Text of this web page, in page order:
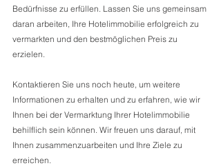
Bedürfnisse zu erfüllen. Lassen Sie uns gemeinsam
daran arbeiten, Ihre Hotelimmobilie erfolgreich zu
vermarkten und den bestmöglichen Preis zu
erzielen.
Kontaktieren Sie uns noch heute, um weitere
Informationen zu erhalten und zu erfahren, wie wir
Ihnen bei der Vermarktung Ihrer Hotelimmobilie
behilflich sein können. Wir freuen uns darauf, mit
Ihnen zusammenzuarbeiten und Ihre Ziele zu
erreichen.